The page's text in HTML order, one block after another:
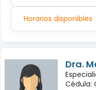
Horarios disponibles
Dra.
Cédula: